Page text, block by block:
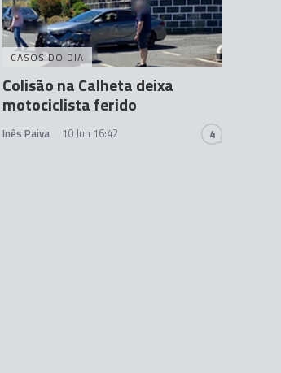
CASOS DO DIA
Colisão na Calheta deixa
motociclista ferido
Inês Paiva 10 Jun 16:42 4